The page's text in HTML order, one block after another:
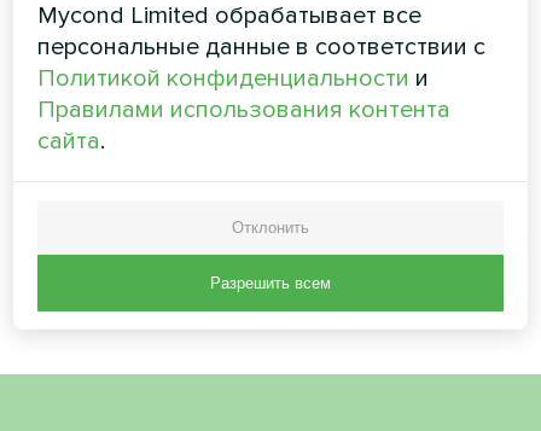
рекуперацией
энергии MVC700-A
Вентиляционная установка с
одновременно рекуперируя
тепло из отработанного
Mycond Limited обрабатывает все
персональные данные в соответствии с
Политикой конфиденциальности и
Правилами использования контента
сайта.
Отклонить
Разрешить всем